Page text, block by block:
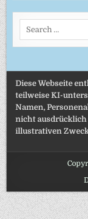
Diese Webseite
teilweise KI-
Namen,
nicht ausdrücklich
illustrativen